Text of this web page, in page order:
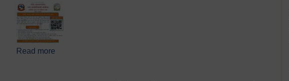
Read more